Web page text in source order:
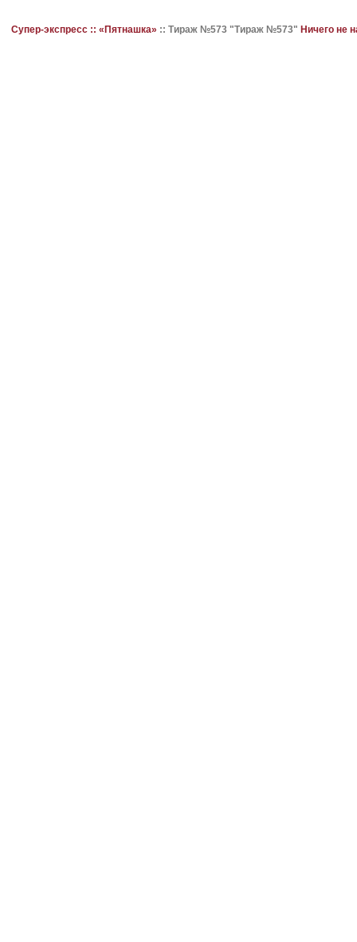
Супер-экспресс :: «Пятнашка» :: Тираж №573 "Тираж №573" Ничего не